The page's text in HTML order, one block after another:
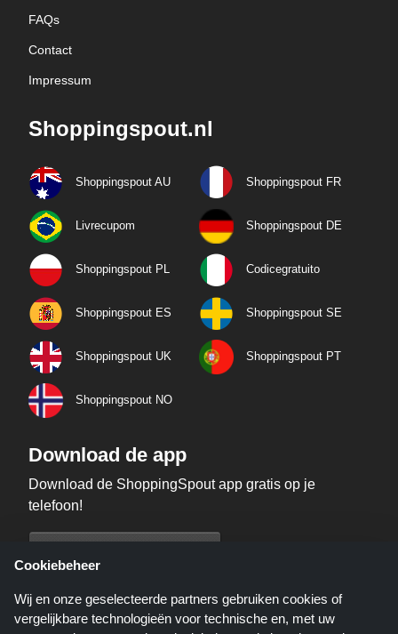
FAQs
Contact
Impressum
Shoppingspout.nl
Shoppingspout AU Shoppingspout FR
Livrecupom Shoppingspout DE
Shoppingspout PL Codicegratuito
Shoppingspout ES Shoppingspout SE
Shoppingspout UK Shoppingspout PT
Shoppingspout NO
Download de app
Download de ShoppingSpout app gratis op je
telefoon!
Cookiebeheer
Wij en onze geselecteerde partners gebruiken cookies of
vergelijkbare technologieën voor technische en, met uw